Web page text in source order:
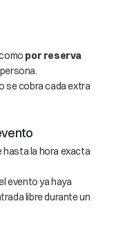
por reserva
se cobra cada extra
hasta la hora exacta
evento ya haya
libre durante un